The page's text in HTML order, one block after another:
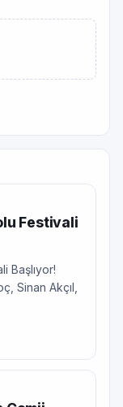
Festivali
Başlıyor!
Sinan Akçıl,